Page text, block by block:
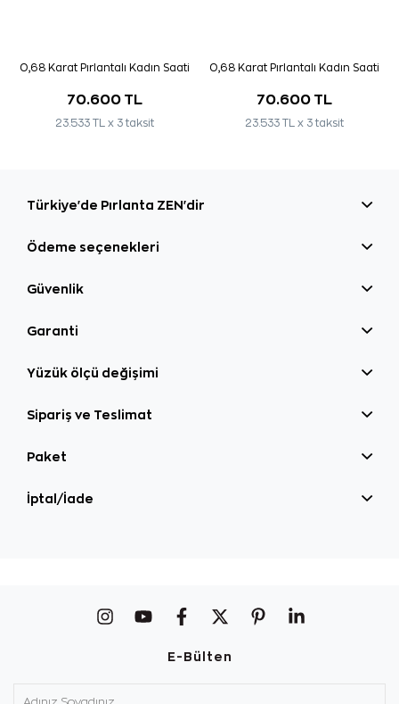
0,68 Karat Pırlantalı Kadın Saati
70.600 TL
23.533 TL x 3 taksit
0,68 Karat Pırlantalı Kadın Saati
70.600 TL
23.533 TL x 3 taksit
Türkiye'de Pırlanta ZEN'dir
Ödeme seçenekleri
Güvenlik
Garanti
Yüzük ölçü değişimi
Sipariş ve Teslimat
Paket
İptal/İade
E-Bülten